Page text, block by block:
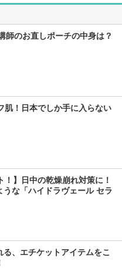
師のお直しポーチの中身は？
肌！日本でしか手に入らない
！】日中の乾燥崩れ対策に！
な「ハイドラヴェール セラ
る、エチケットアイテムをこ